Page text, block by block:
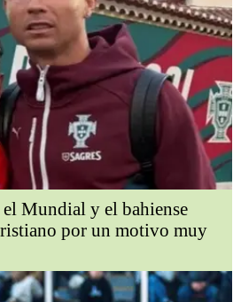
Mundial y el bahiense
por un motivo muy